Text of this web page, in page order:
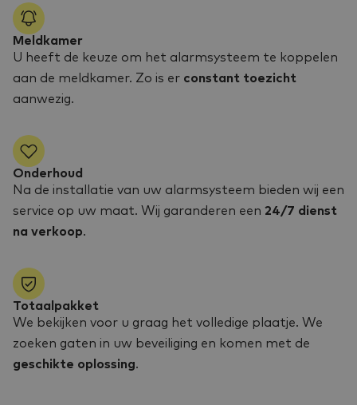
Meldkamer
U heeft de keuze om het alarmsysteem te koppelen
aan de meldkamer. Zo is er constant toezicht
aanwezig.
Onderhoud
Na de installatie van uw alarmsysteem bieden wij een
service op uw maat. Wij garanderen een 24/7 dienst
na verkoop.
Totaalpakket
We bekijken voor u graag het volledige plaatje. We
zoeken gaten in uw beveiliging en komen met de
geschikte oplossing.